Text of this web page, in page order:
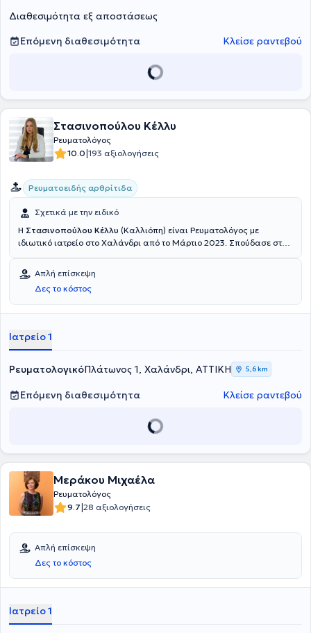
Διαθεσιμότητα εξ αποστάσεως
Επόμενη διαθεσιμότητα
Κλείσε ραντεβού
Στασινοπούλου Κέλλυ
Ρευματολόγος
10.0|193 αξιολογήσεις
Ρευματοειδής αρθρίτιδα
Σχετικά με την ειδικό
Η Στασινοπούλου Κέλλυ (Καλλιόπη) είναι Ρευματολόγος με
ιδιωτικό ιατρείο στο Χαλάνδρι από το Μάρτιο 2023. Σπούδασε στην
Αθηνών και ειδικεύτηκε στη Σουηδία. Συγκεκριμένα, ήταν
ειδικευόμενη της Ρευματολογικής κλινικής του ΝU-Sjukvården,
Uddevalla Hospital και του Sahlgrenksa University Hospital, στο
οποίο μέχρι πρόσφατα διατελούσε χρέη Επιμελήτριας. Τέλος,
Απλή επίσκεψη
Δες το κόστος
Ιατρείο 1
ΡευματολογικόΠλάτωνος 1, Χαλάνδρι, ΑΤΤΙΚΗ 5,6 km
Επόμενη διαθεσιμότητα Κλείσε ραντεβού
Μεράκου Μιχαέλα
Ρευματολόγος
9.7|28 αξιολογήσεις
Απλή επίσκεψη
Δες το κόστος
Ιατρείο 1